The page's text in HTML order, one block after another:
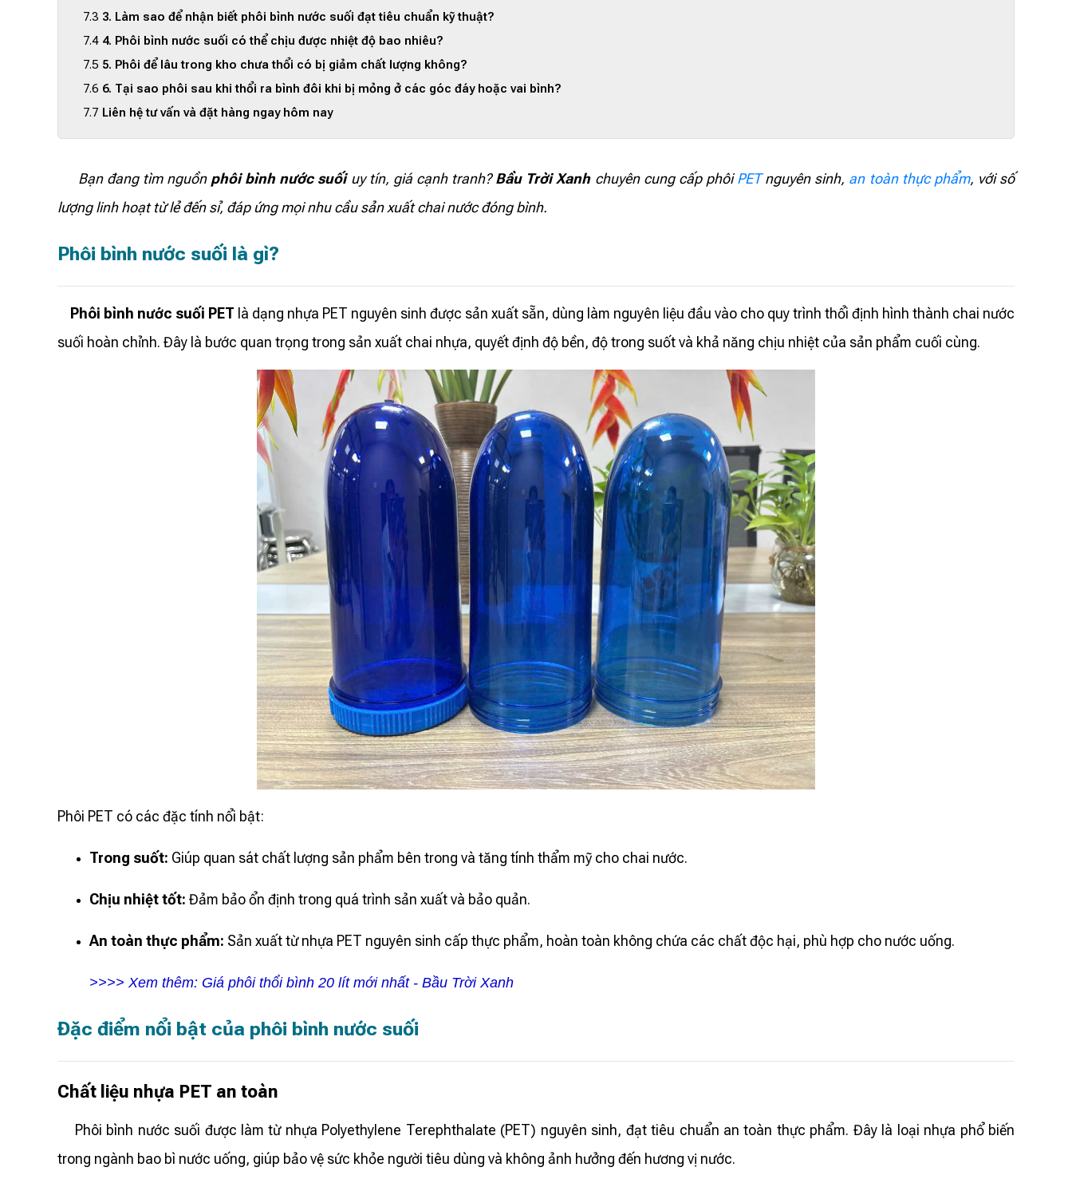
3. Làm sao để nhận biết phôi bình nước suối đạt tiêu chuẩn kỹ thuật?
4. Phôi bình nước suối có thể chịu được nhiệt độ bao nhiêu?
5. Phôi để lâu trong kho chưa thổi có bị giảm chất lượng không?
6. Tại sao phôi sau khi thổi ra bình đôi khi bị mỏng ở các góc đáy hoặc vai bình?
Liên hệ tư vấn và đặt hàng ngay hôm nay
Bạn đang tìm nguồn phôi bình nước suốiuy tín, giá cạnh tranh?Bầu Trời Xanhchuyên cung cấp phôiPETnguyên sinh, an toàn thực phẩm, với số
lượng linh hoạt từ lẻ đến sỉ, đáp ứng mọi nhu cầu sản xuất chai nước đóng bình.
Phôi bình nước suối là gì?
Phôi bình nước suối PET là dạng nhựa PET nguyên sinh được sản xuất sẵn, dùng làm nguyên liệu đầu vào cho quy trình thổi định hình thành chai nước
suối hoàn chỉnh. Đây là bước quan trọng trong sản xuất chai nhựa, quyết định độ bền, độ trong suốt và khả năng chịu nhiệt của sản phẩm cuối cùng.
Phôi PET có các đặc tính nổi bật:
Trong suốt: Giúp quan sát chất lượng sản phẩm bên trong và tăng tính thẩm mỹ cho chai nước.
Chịu nhiệt tốt: Đảm bảo ổn định trong quá trình sản xuất và bảo quản.
An toàn thực phẩm: Sản xuất từ nhựa PET nguyên sinh cấp thực phẩm, hoàn toàn không chứa các chất độc hại, phù hợp cho nước uống.
>>>> Xem thêm: Giá phôi thổi bình 20 lít mới nhất - Bầu Trời Xanh
Đặc điểm nổi bật của phôi bình nước suối
Chất liệu nhựa PET an toàn
Phôi bình nước suối được làm từ nhựa Polyethylene Terephthalate (PET) nguyên sinh, đạt tiêu chuẩn an toàn thực phẩm. Đây là loại nhựa phổ biến
trong ngành bao bì nước uống, giúp bảo vệ sức khỏe người tiêu dùng và không ảnh hưởng đến hương vị nước.